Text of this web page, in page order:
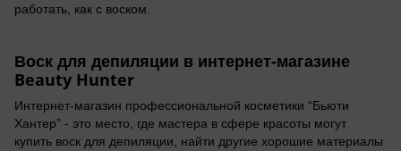
работать, как с воском.
Воск для депиляции в интернет-магазине
Beauty Hunter
Интернет-магазин профессиональной косметики “Бьюти
Хантер” - это место, где мастера в сфере красоты могут
купить воск для депиляции, найти другие хорошие материалы